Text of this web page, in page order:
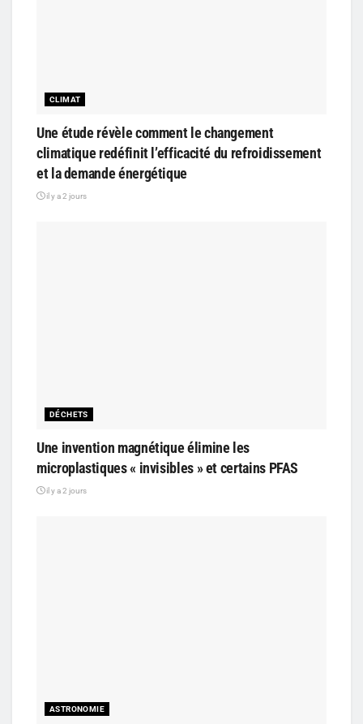
CLIMAT
Une étude révèle comment le changement
climatique redéfinit l’efficacité du refroidissement
et la demande énergétique
il y a 2 jours
DÉCHETS
Une invention magnétique élimine les
microplastiques « invisibles » et certains PFAS
il y a 2 jours
ASTRONOMIE